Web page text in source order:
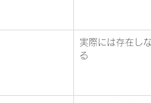
実際には存在し
る